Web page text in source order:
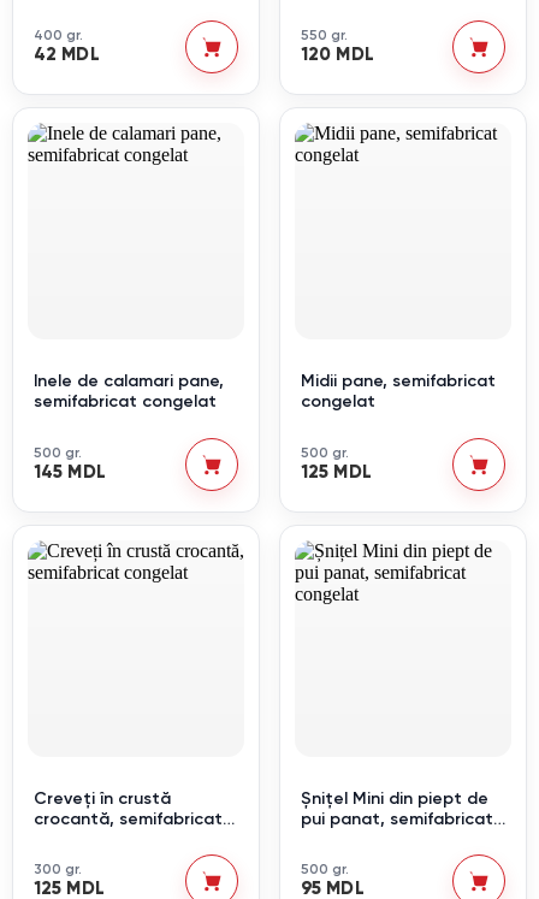
400 gr.
42 MDL
550 gr.
120 MDL
Inele de calamari pane,
semifabricat congelat
500 gr.
145 MDL
Midii pane, semifabricat
congelat
500 gr.
125 MDL
Creveți în crustă
crocantă, semifabricat
300 gr.
125 MDL
Șnițel Mini din piept de
pui panat, semifabricat
500 gr.
95 MDL